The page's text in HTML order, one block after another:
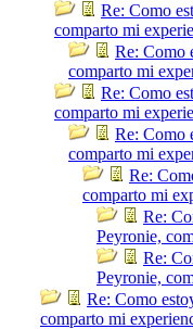
Re: Como
comparto mi
Re: Como
comparto mi
Re: Como
comparto mi
Re: Como
comparto mi
Re:
comparto mi
Re:
Peyronie,
Re:
Peyronie,
Re: Como
comparto mi